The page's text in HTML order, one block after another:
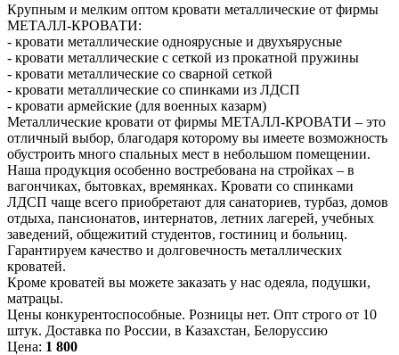
Крупным и мелким оптом кровати металлические от фирмы
МЕТАЛЛ-КРОВАТИ:
- кровати металлические одноярусные и двухъярусные
- кровати металлические с сеткой из прокатной пружины
- кровати металлические со сварной сеткой
- кровати металлические со спинками из ЛДСП
- кровати армейские (для военных казарм)
Металлические кровати от фирмы МЕТАЛЛ-КРОВАТИ – это
отличный выбор, благодаря которому вы имеете возможность
обустроить много спальных мест в небольшом помещении.
Наша продукция особенно востребована на стройках – в
вагончиках, бытовках, времянках. Кровати со спинками
ЛДСП чаще всего приобретают для санаториев, турбаз, домов
отдыха, пансионатов, интернатов, летних лагерей, учебных
заведений, общежитий студентов, гостиниц и больниц.
Гарантируем качество и долговечность металлических
кроватей.
Кроме кроватей вы можете заказать у нас одеяла, подушки,
матрацы.
Цены конкурентоспособные. Розницы нет. Опт строго от 10
штук. Доставка по России, в Казахстан, Белоруссию
Цена: 1 800